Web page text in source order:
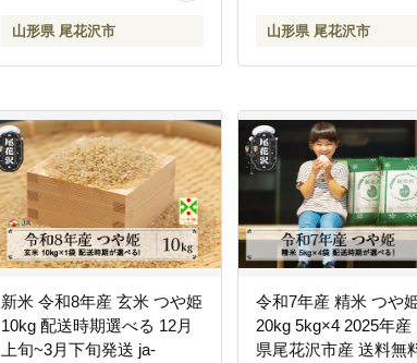
山形県 尾花沢市 山形県 尾花沢市
新米 令和8年産 玄米 つや姫
10kg 配送時期選べる 12月
上旬~3月下旬発送 ja-
令和7年産 精米 つや姫
20kg 5kg×4 2025年産
県尾花沢市産 送料無